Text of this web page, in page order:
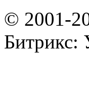
© 2001-
Битрикс: